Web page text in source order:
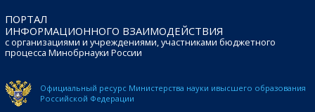
ПОРТАЛ
ИНФОРМАЦИОННОГО ВЗАИМОДЕЙСТВИЯ
с организациями и учреждениями, участниками бюджетного
процесса Минобрнауки России
Официальный ресурс Министерства науки ивысшего образования
Российской Федерации